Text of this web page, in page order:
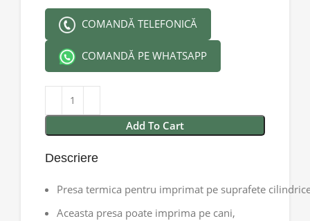
COMANDĂ TELEFONICĂ
COMANDĂ PE WHATSAPP
Add To Cart
Descriere
Presa termica pentru imprimat pe suprafete
Aceasta presa poate imprima pe cani,